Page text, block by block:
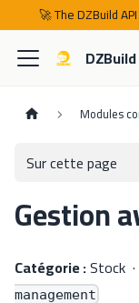
🚀 The DZBuild
DZBuild
Modules
Sur cette page
Gestion
Catégorie :Stock ·
management